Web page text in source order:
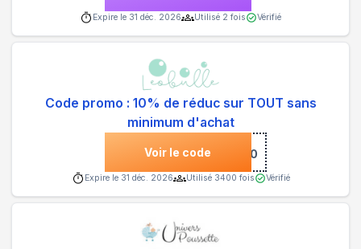
Expire le 31 déc. 2026 Utilisé 2 fois Vérifié
Code promo : 10% de réduc sur TOUT sans
minimum d'achat
Voir le code ***0
Expire le 31 déc. 2026 Utilisé 3400 fois Vérifié